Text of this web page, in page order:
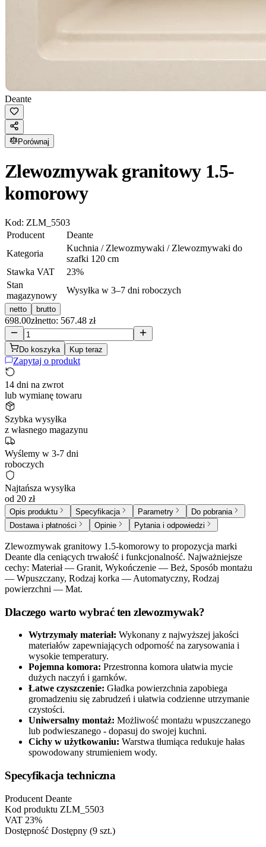
Deante
Porównaj
Zlewozmywak granitowy 1.5-
komorowy
Kod: ZLM_5503
Producent
Deante
Kategoria
Kuchnia / Zlewozmywaki / Zlewozmywaki do
szafki 120 cm
Stawka VAT
23%
Stan
magazynowy
Wysyłka w 3–7 dni roboczych
netto brutto
698.00złnetto: 567.48 zł
Do koszyka Kup teraz
Zapytaj o produkt
14 dni na zwrot
lub wymianę towaru
Szybka wysyłka
z własnego magazynu
Wyślemy w 3-7 dni
roboczych
Najtańsza wysyłka
od 20 zł
Opis produktu Specyfikacja Parametry
Do pobrania
Dostawa i płatności
Opinie Pytania i odpowiedzi
Zlewozmywak granitowy 1.5-komorowy to propozycja marki
Deante dla ceniących trwałość i funkcjonalność. Najważniejsze
cechy: Materiał — Granit, Wykończenie — Beż, Sposób montażu
— Wpuszczany, Rodzaj korka — Automatyczny, Rodzaj
powierzchni — Mat.
Dlaczego warto wybrać ten zlewozmywak?
Wytrzymały materiał: Wykonany z najwyższej jakości
materiałów zapewniających odporność na zarysowania i
wysokie temperatury.
Pojemna komora: Przestronna komora ułatwia mycie
dużych naczyń i garnków.
Łatwe czyszczenie: Gładka powierzchnia zapobiega
gromadzeniu się zabrudzeń i ułatwia codzienne utrzymanie
czystości.
Uniwersalny montaż: Możliwość montażu wpuszczanego
lub podwieszanego - dopasuj do swojej kuchni.
Cichy w użytkowaniu: Warstwa tłumiąca redukuje hałas
spowodowany strumieniem wody.
Specyfikacja techniczna
Producent Deante
Kod produktu ZLM_5503
VAT 23%
Dostępność Dostępny (9 szt.)